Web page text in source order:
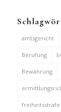
amtsgericht
Berufung
Bewährung
freiheitsstrafe